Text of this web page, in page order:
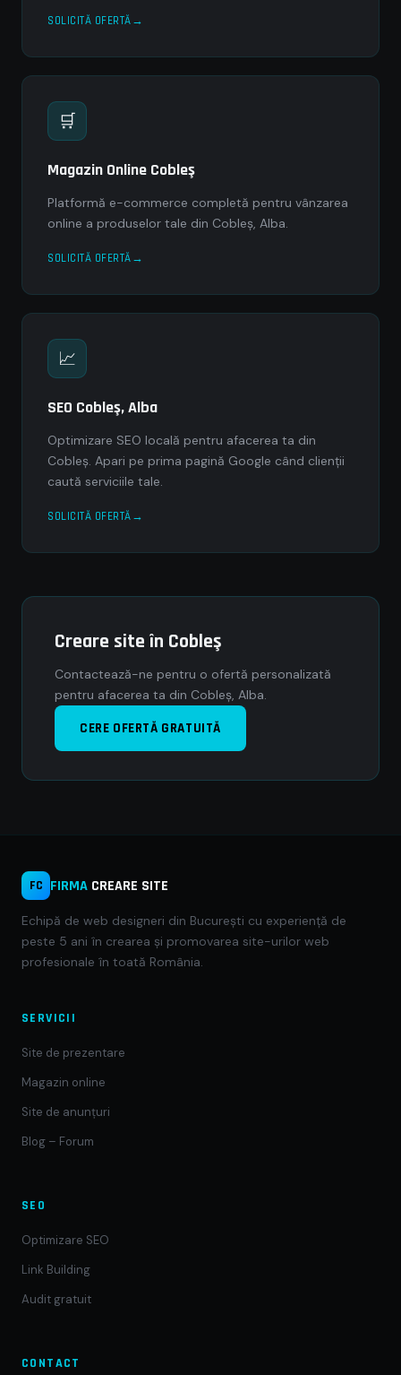
SOLICITĂ OFERTĂ
🛒
Magazin Online Cobleş
Platformă e-commerce completă pentru vânzarea
online a produselor tale din Cobleş, Alba.
SOLICITĂ OFERTĂ
📈
SEO Cobleş, Alba
Optimizare SEO locală pentru afacerea ta din
Cobleş. Apari pe prima pagină Google când clienții
caută serviciile tale.
SOLICITĂ OFERTĂ
Creare site în Cobleş
Contactează-ne pentru o ofertă personalizată
pentru afacerea ta din Cobleş, Alba.
CERE OFERTĂ GRATUITĂ
FC FIRMA CREARE SITE
Echipă de web designeri din București cu experiență de
peste 5 ani în crearea și promovarea site-urilor web
profesionale în toată România.
SERVICII
Site de prezentare
Magazin online
Site de anunțuri
Blog – Forum
SEO
Optimizare SEO
Link Building
Audit gratuit
CONTACT